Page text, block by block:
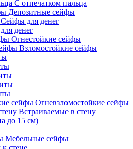
С отпечатком пальца
Депозитные сейфы
Сейфы для денег
денег
Огнестойкие сейфы
Взломостойкие сейфы
Огневзломостойкие сейфы
Встраиваемые в стену
до 15 см)
Мебельные сейфы